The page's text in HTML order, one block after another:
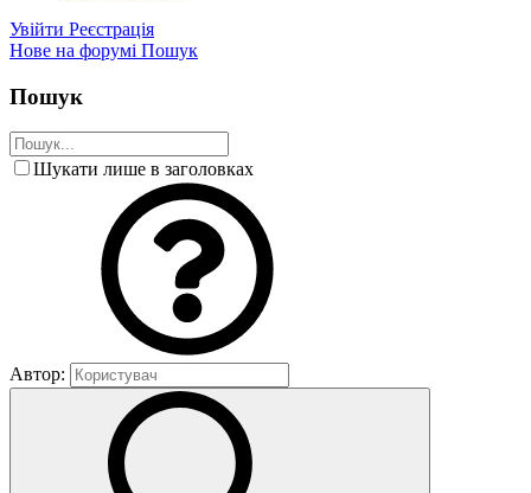
Увійти Реєстрація
Нове на форумі Пошук
Пошук
Шукати лише в заголовках
Автор: